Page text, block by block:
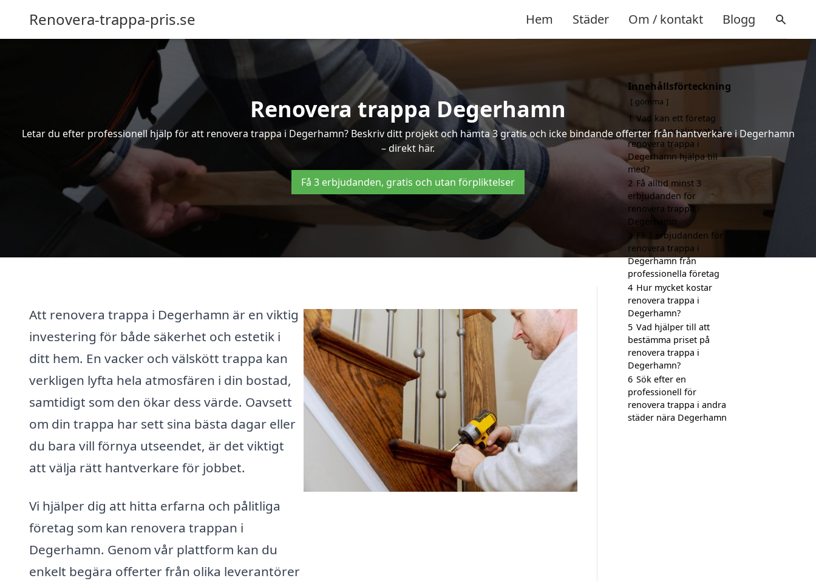
Renovera-trappa-pris.se Hem Städer Om / kontakt Blogg
Renovera trappa Degerhamn
Letar du efter professionell hjälp för att renovera trappa i Degerhamn? Beskriv ditt projekt och hämta 3 gratis och icke bindande offerter från hantverkare i Degerhamn
– direkt här.
Få 3 erbjudanden, gratis och utan förpliktelser
Att renovera trappa i Degerhamn är en viktig
investering för både säkerhet och estetik i
ditt hem. En vacker och välskött trappa kan
verkligen lyfta hela atmosfären i din bostad,
samtidigt som den ökar dess värde. Oavsett
om din trappa har sett sina bästa dagar eller
du bara vill förnya utseendet, är det viktigt
att välja rätt hantverkare för jobbet.
Vi hjälper dig att hitta erfarna och pålitliga
företag som kan renovera trappan i
Degerhamn. Genom vår plattform kan du
enkelt begära offerter från olika leverantörer
Innehållsförteckning
gömma
1 Vad kan ett företag
som är specialiserat på
renovera trappa i
Degerhamn hjälpa till
med?
2 Få alltid minst 3
erbjudanden för
renovera trappa i
Degerhamn
Få 3 erbjudanden för
renovera trappa i
Degerhamn från
professionella företag
4 Hur mycket kostar
renovera trappa i
Degerhamn?
5 Vad hjälper till att
bestämma priset på
renovera trappa i
Degerhamn?
6 Sök efter en
professionell för
renovera trappa i andra
städer nära Degerhamn